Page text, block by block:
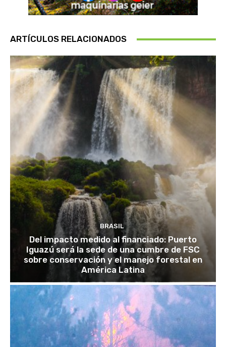
ARTÍCULOS RELACIONADOS
BRASIL
Del impacto medido al financiado: Puerto
Iguazú será la sede de una cumbre de FSC
sobre conservación y el manejo forestal en
América Latina